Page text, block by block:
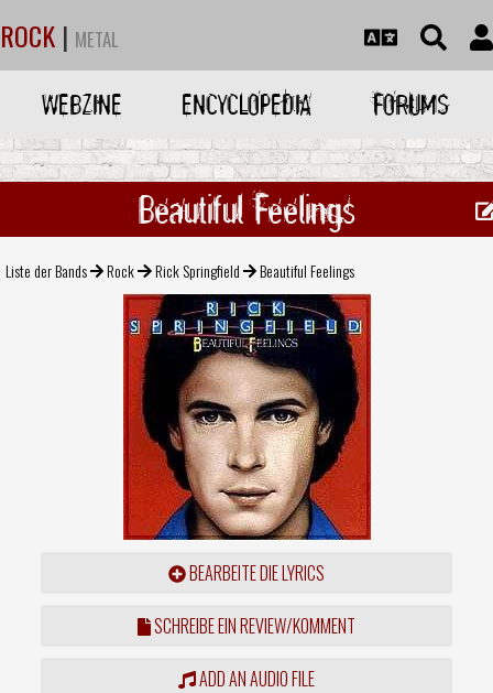
ROCK | METAL
WEBZINE ENCYCLOPEDIA FORUMS
Beautiful Feelings
Liste der Bands Rock Rick Springfield Beautiful Feelings
BEARBEITE DIE LYRICS
SCHREIBE EIN REVIEW/KOMMENT
ADD AN AUDIO FILE